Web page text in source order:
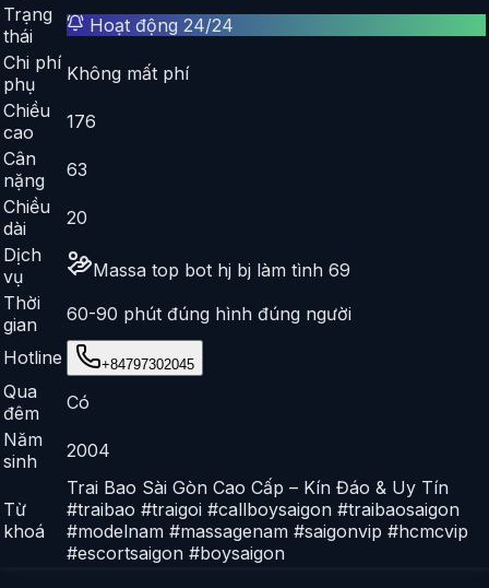
Trạng
thái
Hoạt động 24/24
Chi phí
phụ
Không mất phí
Chiều
cao
176
Cân
nặng
63
Chiều
dài
20
Dịch
vụ
Massa top bot hj bj làm tình 69
Thời
gian
60-90 phút đúng hình đúng người
Hotline
+84797302045
Qua
đêm
Có
Năm
sinh
2004
Từ
khoá
Trai Bao Sài Gòn Cao Cấp – Kín Đáo & Uy Tín
#traibao #traigoi #callboysaigon #traibaosaigon
#modelnam #massagenam #saigonvip #hcmcvip
#escortsaigon #boysaigon